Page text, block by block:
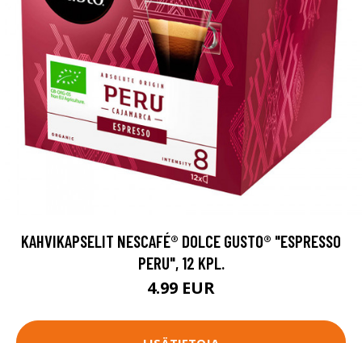
KAHVIKAPSELIT NESCAFÉ® DOLCE GUSTO® "ESPRESSO
PERU", 12 KPL.
4.99 EUR